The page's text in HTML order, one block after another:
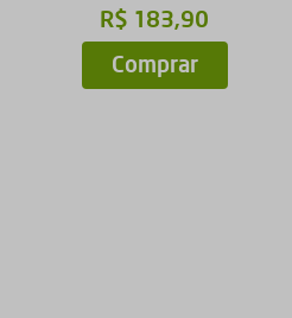
R$ 183,90
Comprar